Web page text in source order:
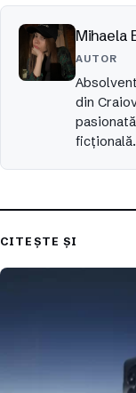
Mihaela
AUTOR
din
ficțională.
CITEȘTE ȘI